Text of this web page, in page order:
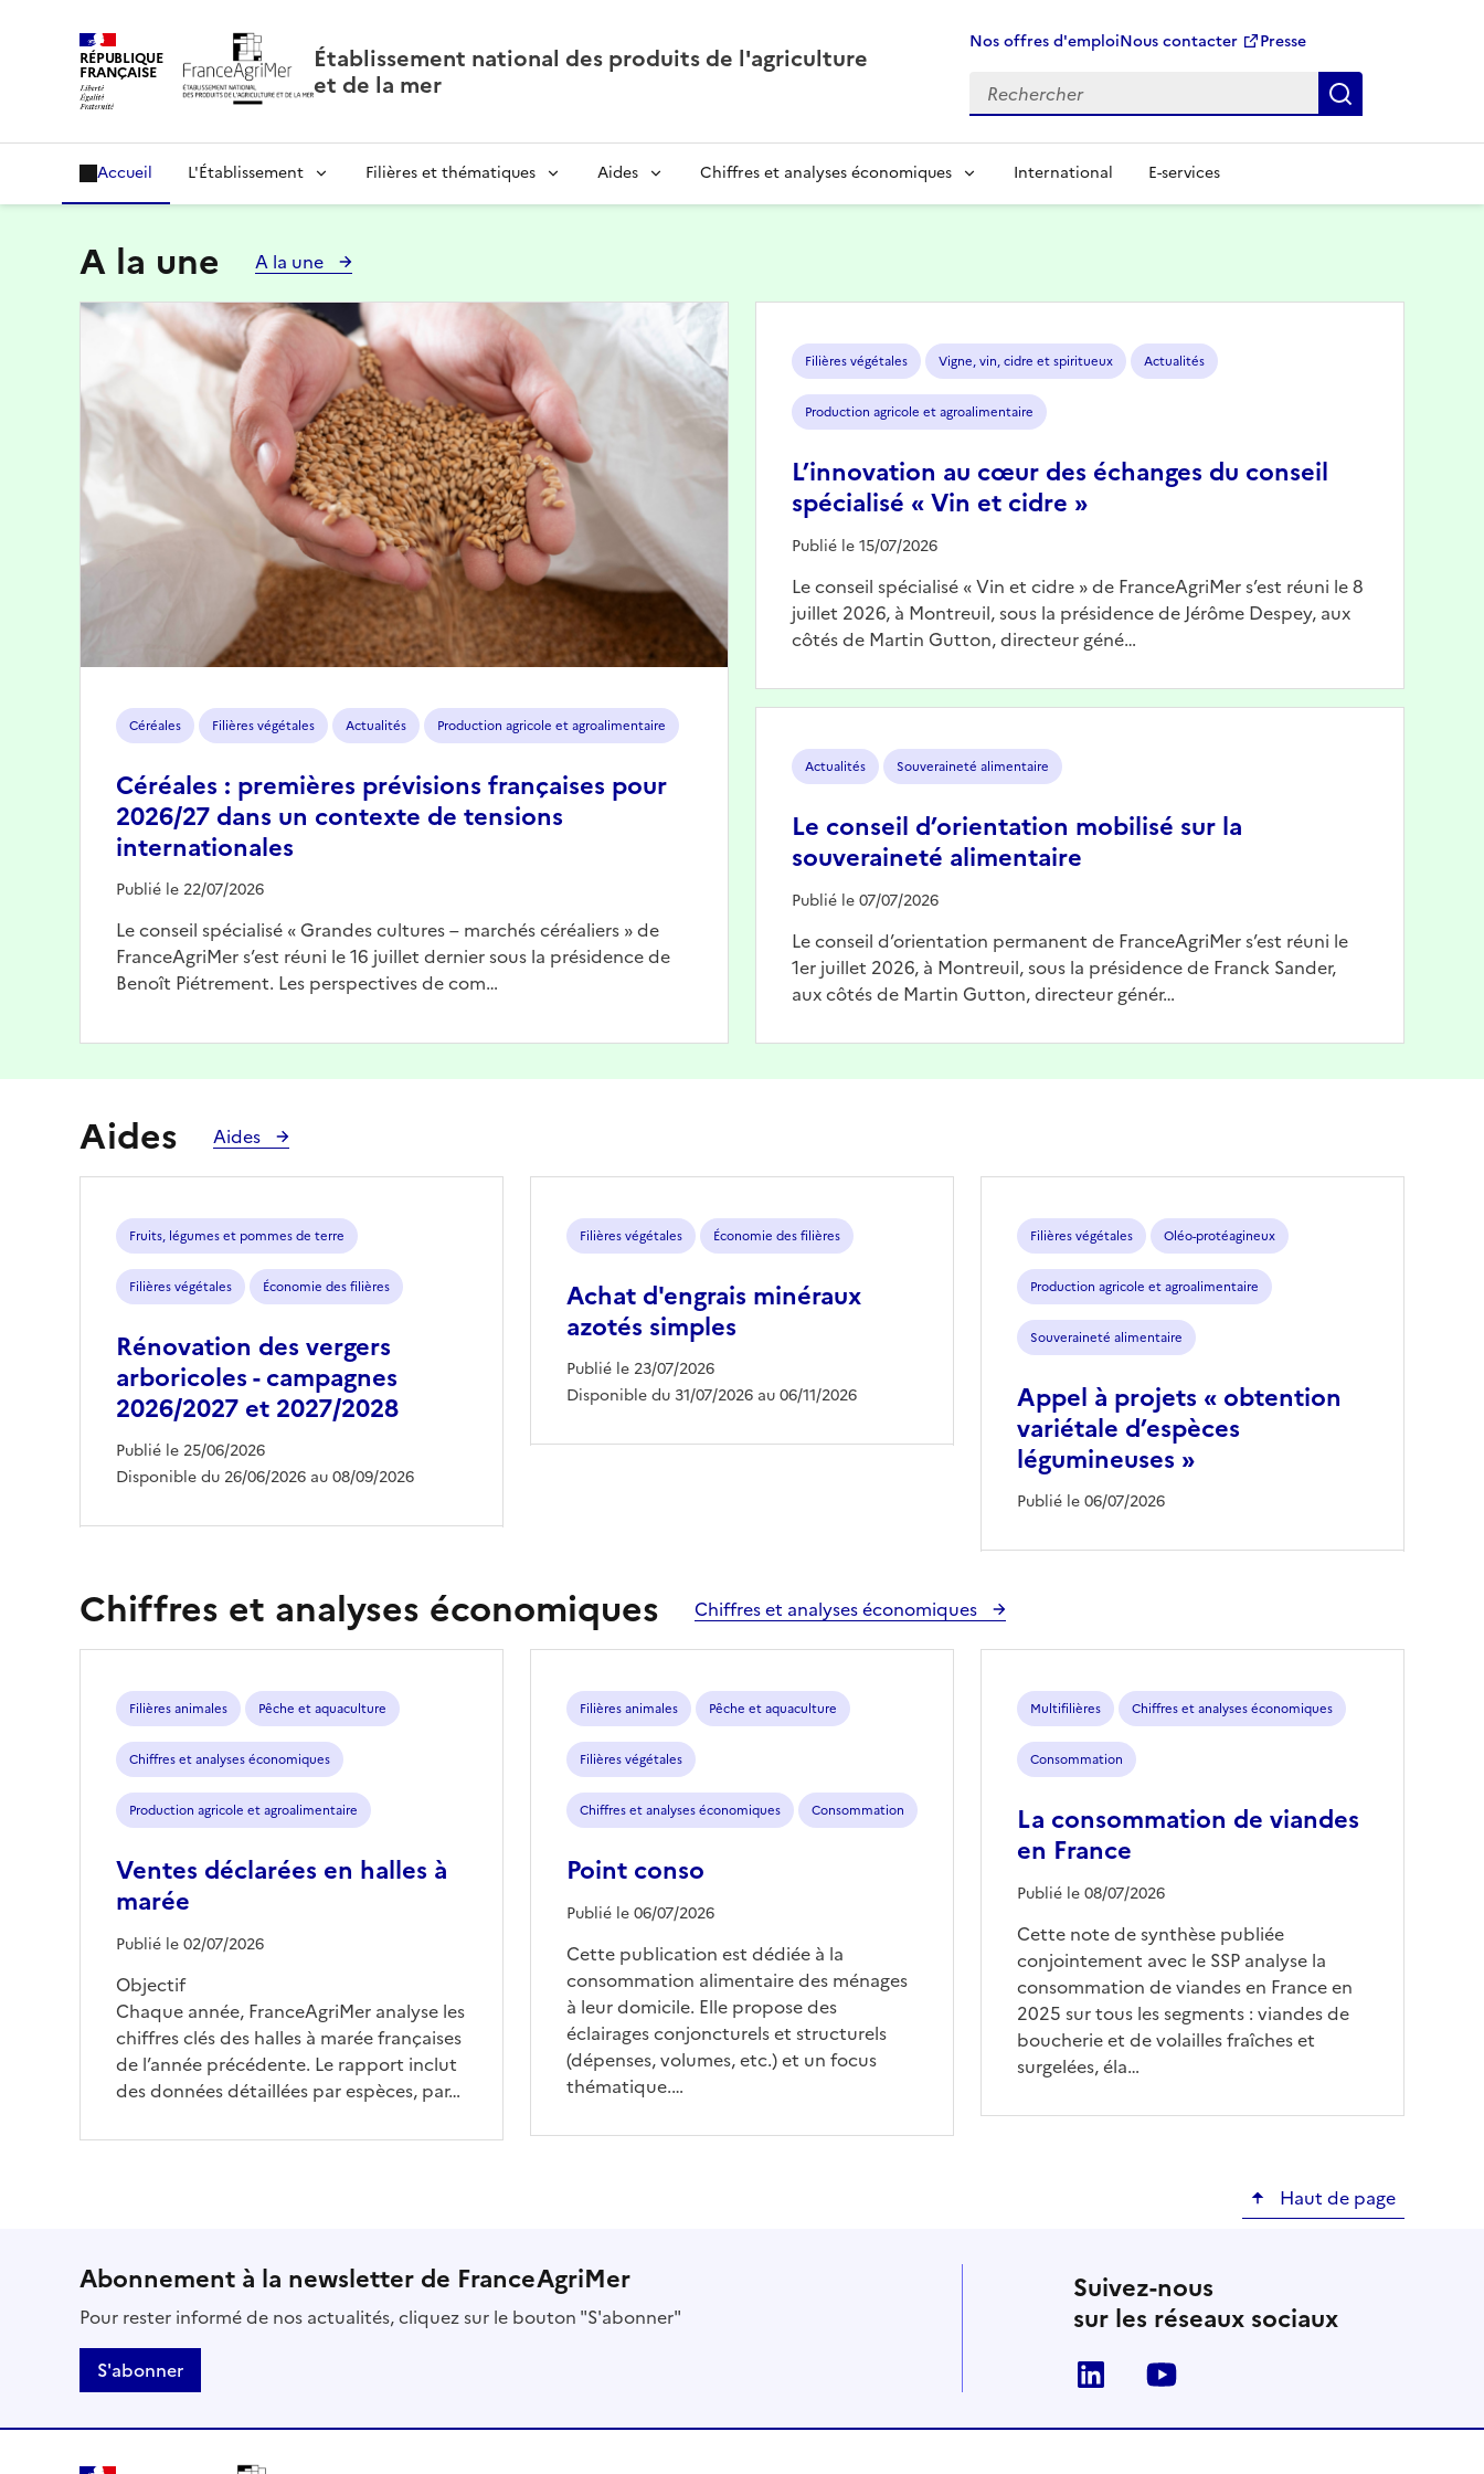
RÉPUBLIQUE
FRANÇAISE
Établissement national des produits de l'agriculture
et de la mer
Nos offres d'emploiNous contacter Presse
Accueil L'Établissement Filières et thématiques Aides Chiffres et analyses économiques International E-services
A la une A la une
Céréales Filières végétales Actualités Production agricole et agroalimentaire
Céréales : premières prévisions françaises pour
2026/27 dans un contexte de tensions
internationales
Publié le 22/07/2026
Le conseil spécialisé « Grandes cultures – marchés céréaliers » de
FranceAgriMer s’est réuni le 16 juillet dernier sous la présidence de
Benoît Piétrement. Les perspectives de com…
Image
Filières végétales Vigne, vin, cidre et spiritueux Actualités
Production agricole et agroalimentaire
L’innovation au cœur des échanges du conseil
spécialisé « Vin et cidre »
Publié le 15/07/2026
Le conseil spécialisé « Vin et cidre » de FranceAgriMer s’est réuni le 8
juillet 2026, à Montreuil, sous la présidence de Jérôme Despey, aux
côtés de Martin Gutton, directeur géné…
Actualités Souveraineté alimentaire
Le conseil d’orientation mobilisé sur la
souveraineté alimentaire
Publié le 07/07/2026
Le conseil d’orientation permanent de FranceAgriMer s’est réuni le
1er juillet 2026, à Montreuil, sous la présidence de Franck Sander,
aux côtés de Martin Gutton, directeur génér…
Aides Aides
Fruits, légumes et pommes de terre
Filières végétales Économie des filières
Rénovation des vergers
arboricoles - campagnes
2026/2027 et 2027/2028
Publié le 25/06/2026
Disponible du 26/06/2026 au 08/09/2026
Filières végétales Économie des filières
Achat d'engrais minéraux
azotés simples
Publié le 23/07/2026
Disponible du 31/07/2026 au 06/11/2026
Filières végétales Oléo-protéagineux
Production agricole et agroalimentaire
Souveraineté alimentaire
Appel à projets « obtention
variétale d’espèces
légumineuses »
Publié le 06/07/2026
Chiffres et analyses économiques Chiffres et analyses économiques
Filières animales Pêche et aquaculture
Chiffres et analyses économiques
Production agricole et agroalimentaire
Ventes déclarées en halles à
marée
Publié le 02/07/2026
Objectif
Chaque année, FranceAgriMer analyse les
chiffres clés des halles à marée françaises
de l’année précédente. Le rapport inclut
des données détaillées par espèces, par…
Filières animales Pêche et aquaculture
Filières végétales
Chiffres et analyses économiques Consommation
Point conso
Publié le 06/07/2026
Cette publication est dédiée à la
consommation alimentaire des ménages
à leur domicile. Elle propose des
éclairages conjoncturels et structurels
(dépenses, volumes, etc.) et un focus
thématique.…
Multifilières Chiffres et analyses économiques
Consommation
La consommation de viandes
en France
Publié le 08/07/2026
Cette note de synthèse publiée
conjointement avec le SSP analyse la
consommation de viandes en France en
2025 sur tous les segments : viandes de
boucherie et de volailles fraîches et
surgelées, éla…
Haut de page
Abonnement à la newsletter de FranceAgriMer
Pour rester informé de nos actualités, cliquez sur le bouton "S'abonner"
S'abonner
Suivez-nous
sur les réseaux sociaux
Linkedin